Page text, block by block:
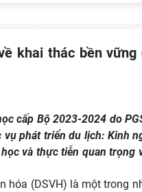
cấp Bộ 2023-2024 do
vụ phát triển du lịch: Kinh
và thực tiễn quan
hóa (DSVH) là một trong